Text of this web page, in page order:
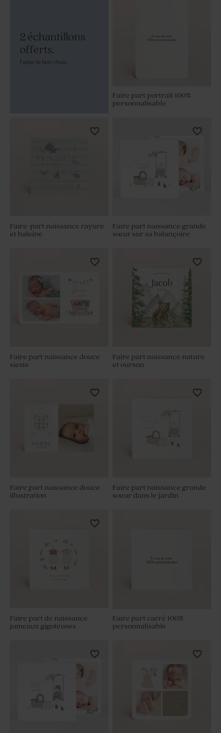
2 échantillons
offerts.
Faites le bon choix.
Faire part portrait 100%
personnalisable
Faire part carré 100%
personnalisable
Faire-part naissance rayure
et baleine
Faire part naissance grande
sœur sur sa balançoire
Faire part naissance douce
sieste
Faire part naissance nature
et ourson
Faire part naissance douce
illustration
Faire part naissance grande
soeur dans le jardin
Faire part de naissance
jumeaux gigoteuses